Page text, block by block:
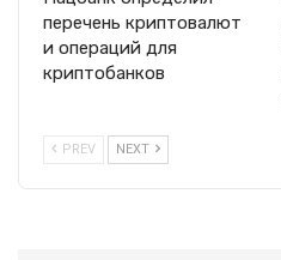
перечень криптовалют
и операций для
криптобанков
PREV NEXT